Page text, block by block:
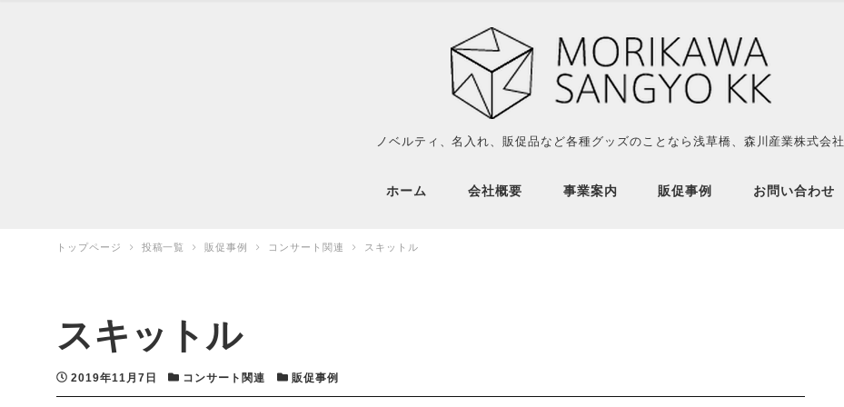
ノベルティ、名入れ、販促品など各種グッズのことなら浅草橋、森川産業株式会社
ホーム 会社概要 事業案内 販促事例 お問い合わせ
トップページ 投稿一覧 販促事例 コンサート関連 スキットル
スキットル
投稿日
2019年11月7日 カテゴリー
コンサート関連 カテゴリー
販促事例